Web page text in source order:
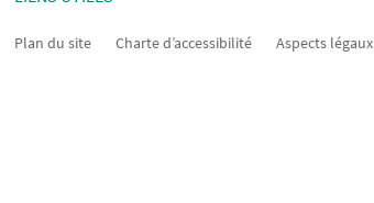
Plan du site Charte d’accessibilité Aspects légaux